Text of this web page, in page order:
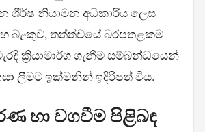
නියාමන අධිකාරිය ලෙස
බැංකුව, තත්ත්වයේ බරපතළකම
ක්‍රියාමාර්ග ගැනීම සම්බන්ධයෙන්
ලීමට ඉක්මනින් ඉදිරිපත් විය.
හා වගවීම පිළිබඳ